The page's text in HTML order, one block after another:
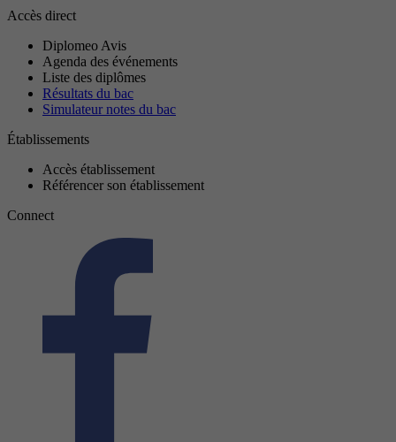
Accès direct
Diplomeo Avis
Agenda des événements
Liste des diplômes
Résultats du bac
Simulateur notes du bac
Établissements
Accès établissement
Référencer son établissement
Connect